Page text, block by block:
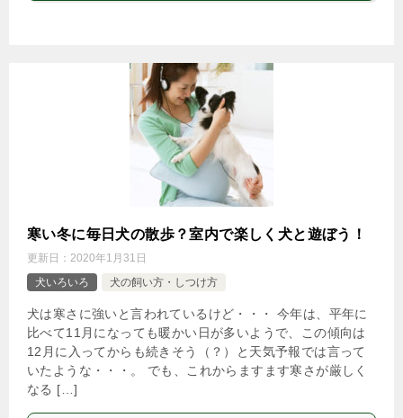
寒い冬に毎日犬の散歩？室内で楽しく犬と遊ぼう！
更新日： 2020年1月31日
犬いろいろ
犬の飼い方・しつけ方
犬は寒さに強いと言われているけど・・・ 今年は、平年に
比べて11月になっても暖かい日が多いようで、この傾向は
12月に入ってからも続きそう（？）と天気予報では言って
いたような・・・。 でも、これからますます寒さが厳しく
なる […]